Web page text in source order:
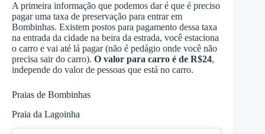
A primeira informação que podemos dar é que é preciso
pagar uma taxa de preservação para entrar em
Bombinhas. Existem postos para pagamento dessa taxa
na entrada da cidade na beira da estrada, você estaciona
o carro e vai até lá pagar (não é pedágio onde você não
precisa sair do carro). O valor para carro é de R$24,
independe do valor de pessoas que está no carro.
Praias de Bombinhas
Praia da Lagoinha